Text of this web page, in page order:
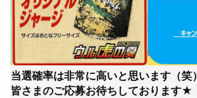
当選確率は非常に高いと思います（笑）
皆さまのご応募お待ちしております★